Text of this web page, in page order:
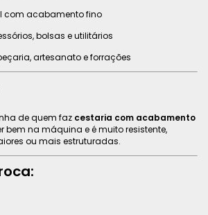
com acabamento fino
bolsas e utilitários
artesanato e forrações
de quem faz cestaria com acabamento
bem na máquina e é muito resistente,
ou mais estruturadas.